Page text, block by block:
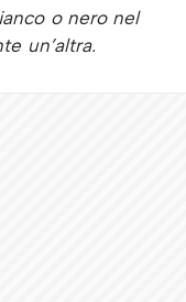
o nero nel
un’altra.